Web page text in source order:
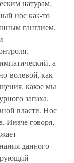
натурам,
нос как-то
ганглием,
а
волевой, как
какое мы
запаха,
власти. Нос
Иначе говоря,
данного